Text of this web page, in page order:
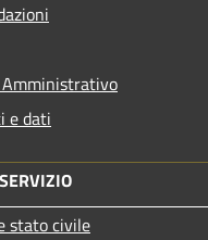
Amministrativo
e dati
stato civile